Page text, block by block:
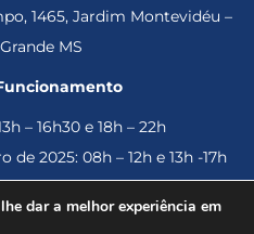
1465, Jardim Montevidéu –
MS
– 16h30 e 18h – 22h
2025: 08h – 12h e 13h -17h
dar a melhor experiência em